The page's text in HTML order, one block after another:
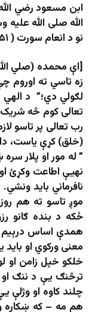
ابن مسعود رضي
الله صلی الله
نو د انعام سورت ( ۱۵۱ – ۱۵۳) ایتونو دې ولولي.
[اې محمده (صلي
زه تاسي ته اوروم
لګولي دي؛” د
تعالی کوم څه
رب تعالی پر تاسو
(خلق) کړې یاست،
” له مور او پلار
نهیې اطاعت وکړئ
نافرماني باید
موږ تاسو ته هم
ځکه د بنده ګانو
همدې اساس درېیم
معنی ورکوي او
خلکو خپل زامن او
ترڅنګ یې د ننګ او
چلند کاوه او وژلې
هم مه – كه ښكاره